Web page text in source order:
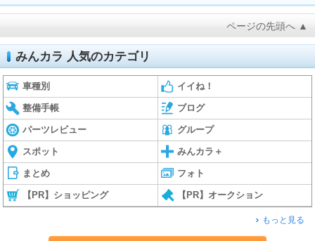
ページの先頭へ ▲
みんカラ 人気のカテゴリ
車種別 イイね！
整備手帳 ブログ
パーツレビュー グループ
スポット みんカラ＋
まとめ フォト
【PR】ショッピング 【PR】オークション
もっと見る